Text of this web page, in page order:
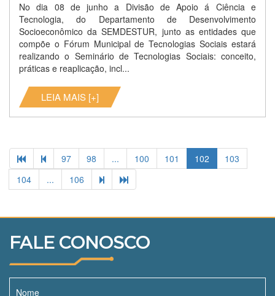
No dia 08 de junho a Divisão de Apoio á Ciência e
Tecnologia, do Departamento de Desenvolvimento
Socioeconômico da SEMDESTUR, junto as entidades que
compõe o Fórum Municipal de Tecnologias Sociais estará
realizando o Seminário de Tecnologias Sociais: conceito,
práticas e reaplicação, incl...
LEIA MAIS [+]
97 98 ... 100 101 102
103
104
... 106
FALE CONOSCO